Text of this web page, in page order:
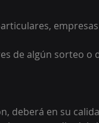
de algún sorteo o
deberá en su